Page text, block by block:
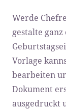
Werde
gestalte
Vorlage
bearbeiten
Dokument
ausgedruckt